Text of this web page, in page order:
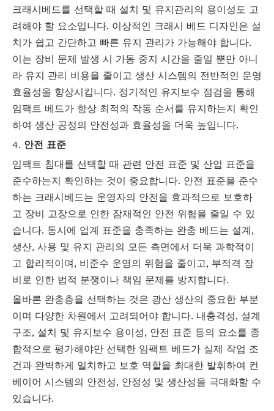
크래시베드를 선택할 때 설치 및 유지관리의 용이성도 고
려해야 할 요소입니다. 이상적인 크래시 베드 디자인은 설
치가 쉽고 간단하고 빠른 유지 관리가 가능해야 합니다.
이는 장비 문제 발생 시 가동 중지 시간을 줄일 뿐만 아니
라 유지 관리 비용을 줄이고 생산 시스템의 전반적인 운영
효율성을 향상시킵니다. 정기적인 유지보수 점검을 통해
임팩트 베드가 항상 최적의 작동 순서를 유지하는지 확인
하여 생산 공정의 안전성과 효율성을 더욱 높입니다.
4. 안전 표준
임팩트 침대를 선택할 때 관련 안전 표준 및 산업 표준을
준수하는지 확인하는 것이 중요합니다. 안전 표준을 준수
하는 크래시베드는 운영자의 안전을 효과적으로 보호하
고 장비 고장으로 인한 잠재적인 안전 위험을 줄일 수 있
습니다. 동시에 업계 표준을 충족하는 완충 베드는 설계,
생산, 사용 및 유지 관리의 모든 측면에서 더욱 과학적이
고 합리적이며, 비준수 운영의 위험을 줄이고, 부적격 장
비로 인한 법적 분쟁이나 책임 문제를 방지합니다.
올바른 완충층을 선택하는 것은 광산 생산의 중요한 부분
이며 다양한 차원에서 고려되어야 합니다. 내충격성, 설계
구조, 설치 및 유지보수 용이성, 안전 표준 등의 요소를 종
합적으로 평가해야만 선택한 임팩트 베드가 실제 작업 조
건과 완벽하게 일치하고 보호 역할을 최대한 발휘하여 컨
베이어 시스템의 안전성, 안정성 및 생산성을 극대화할 수
있습니다.